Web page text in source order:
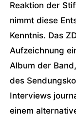
Reaktion der
nimmt diese
Kenntnis. Das
Aufzeichnung
Album der
des
Interviews
einem